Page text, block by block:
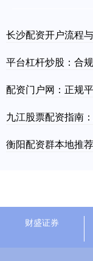
长沙配资开户流程
平台杠杆炒股：合
配资门户网：正规
九江股票配资指南
衡阳配资群本地推荐
财盛证券